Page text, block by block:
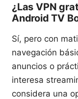
¿Las VPN
Android TV
Sí, pero con
navegación
anuncios o
interesa
considera una